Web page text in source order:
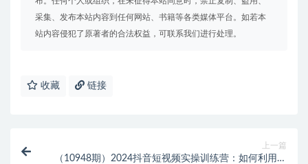
采集、发布本站内容到任何网站、书籍等各类媒体平台。如若本
站内容侵犯了原著者的合法权益，可联系我们进行处理。
收藏 链接
上一篇
（10948期）2024抖音短视频实操训练营：如何利用抖